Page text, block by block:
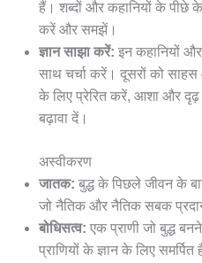
हैं। शब्दों और कहानियों के पीछे के
करें और समझें।
ज्ञान साझा करें: इन कहानियों
साथ चर्चा करें। दूसरों को
के लिए प्रेरित करें, आशा और दृढ़
बढ़ावा दें।
अस्वीकरण
जातक: बुद्ध के पिछले जीवन के
जो नैतिक और नैतिक सबक
बोधिसत्व: एक प्राणी जो बुद्ध
प्राणियों के ज्ञान के लिए समर्पित